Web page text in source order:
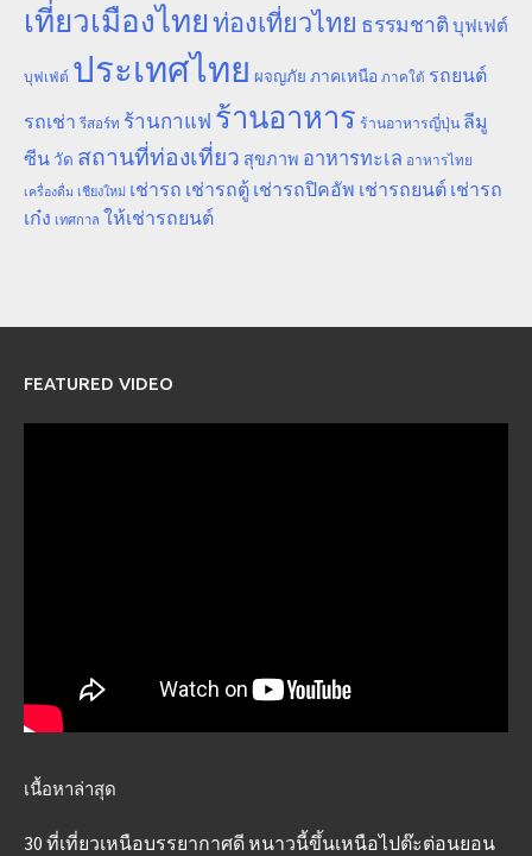
เที่ยวเมืองไทยท่องเที่ยวไทย ธรรมชาติ บุฟเฟต์
บุฟเฟ่ต์ ประเทศไทย ผจญภัย ภาคเหนือ ภาคใต้ รถยนต์
รถเช่า รีสอร์ท ร้านกาแฟ ร้านอาหาร ร้านอาหารญี่ปุ่น ลีมู
ซีน วัด สถานที่ท่องเที่ยว สุขภาพ อาหารทะเล อาหารไทย
เครื่องดื่ม เชียงใหม่ เช่ารถ เช่ารถตู้ เช่ารถปิคอัพ เช่ารถยนต์ เช่ารถ
เก๋ง เทศกาล ให้เช่ารถยนต์
FEATURED VIDEO
เนื้อหาล่าสุด
30 ที่เที่ยวเหนือบรรยากาศดี หนาวนี้ขึ้นเหนือไปต๊ะต่อนยอน